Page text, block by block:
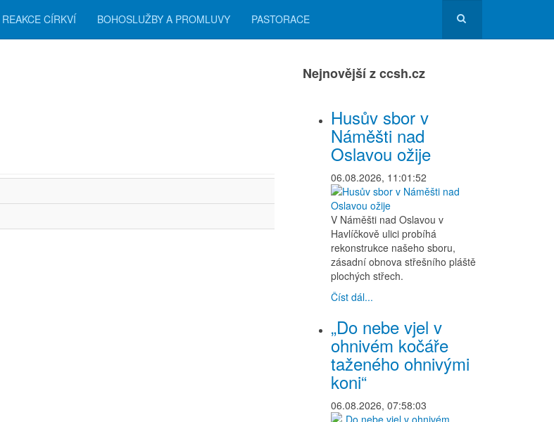
REAKCE CÍRKVÍ BOHOSLUŽBY A PROMLUVY PASTORACE
Nejnovější z ccsh.cz
Husův sbor v
Náměšti nad
Oslavou ožije
06.08.2026, 11:01:52
V Náměšti nad Oslavou v
Havlíčkově ulici probíhá
rekonstrukce našeho sboru,
zásadní obnova střešního pláště
plochých střech.
Číst dál...
„Do nebe vjel v
ohnivém kočáře
taženého ohnivými
koni“
06.08.2026, 07:58:03